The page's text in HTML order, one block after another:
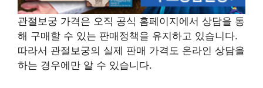
관절보궁 가격은 오직 공식 홈페이지에서 상담을 통
해 구매할 수 있는 판매정책을 유지하고 있습니다.
따라서 관절보궁의 실제 판매 가격도 온라인 상담을
하는 경우에만 알 수 있습니다.